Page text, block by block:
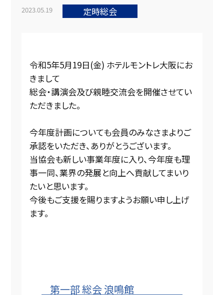
2023.05.19 定時総会
令和5年5月19日(金) ホテルモントレ大阪にお
きまして
総会・講演会及び親睦交流会を開催させてい
ただきました。
今年度計画についても会員のみなさまよりご
承認をいただき、ありがとうございます。
当協会も新しい事業年度に入り、今年度も理
事一同、業界の発展と向上へ貢献してまいり
たいと思います。
今後もご支援を賜りますようお願い申し上げ
ます。
第一部 総会 浪鳴館